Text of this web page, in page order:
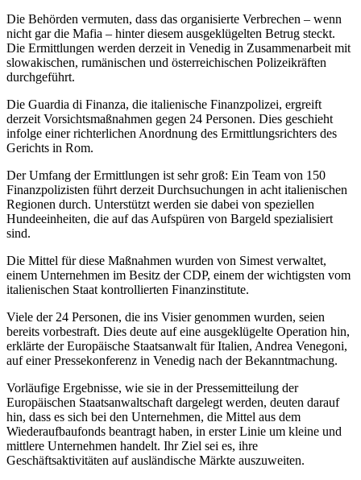
Die Behörden vermuten, dass das organisierte Verbrechen – wenn
nicht gar die Mafia – hinter diesem ausgeklügelten Betrug steckt.
Die Ermittlungen werden derzeit in Venedig in Zusammenarbeit mit
slowakischen, rumänischen und österreichischen Polizeikräften
durchgeführt.
Die Guardia di Finanza, die italienische Finanzpolizei, ergreift
derzeit Vorsichtsmaßnahmen gegen 24 Personen. Dies geschieht
infolge einer richterlichen Anordnung des Ermittlungsrichters des
Gerichts in Rom.
Der Umfang der Ermittlungen ist sehr groß: Ein Team von 150
Finanzpolizisten führt derzeit Durchsuchungen in acht italienischen
Regionen durch. Unterstützt werden sie dabei von speziellen
Hundeeinheiten, die auf das Aufspüren von Bargeld spezialisiert
sind.
Die Mittel für diese Maßnahmen wurden von Simest verwaltet,
einem Unternehmen im Besitz der CDP, einem der wichtigsten vom
italienischen Staat kontrollierten Finanzinstitute.
Viele der 24 Personen, die ins Visier genommen wurden, seien
bereits vorbestraft. Dies deute auf eine ausgeklügelte Operation hin,
erklärte der Europäische Staatsanwalt für Italien, Andrea Venegoni,
auf einer Pressekonferenz in Venedig nach der Bekanntmachung.
Vorläufige Ergebnisse, wie sie in der Pressemitteilung der
Europäischen Staatsanwaltschaft dargelegt werden, deuten darauf
hin, dass es sich bei den Unternehmen, die Mittel aus dem
Wiederaufbaufonds beantragt haben, in erster Linie um kleine und
mittlere Unternehmen handelt. Ihr Ziel sei es, ihre
Geschäftsaktivitäten auf ausländische Märkte auszuweiten.